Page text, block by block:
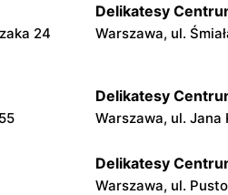
24
Delikatesy
Warszawa, ul.
Delikatesy
Warszawa, ul. Jana
Delikatesy
Warszawa, ul.